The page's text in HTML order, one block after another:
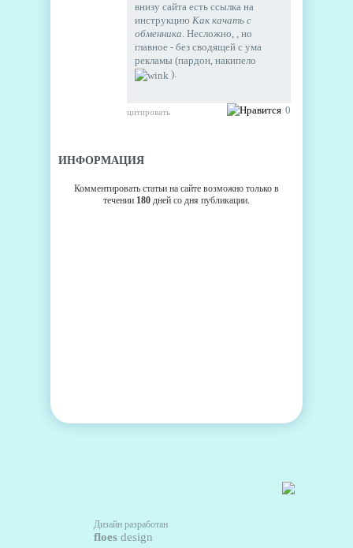
внизу сайта есть ссылка на
инструкцию Как качать с
обменника. Несложно, , но
главное - без сводящей с ума
рекламы (пардон, накипело
).
0
цитировать
ИНФОРМАЦИЯ
Комментировать статьи на сайте возможно только в
течении 180 дней со дня публикации.
Дизайн разработан
floes design